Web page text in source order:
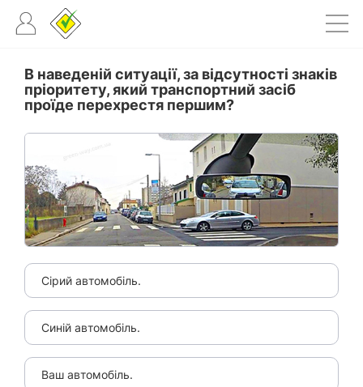
В наведеній ситуації, за відсутності знаків
пріоритету, який транспортний засіб
проїде перехрестя першим?
Сірий автомобіль.
Синій автомобіль.
Ваш автомобіль.